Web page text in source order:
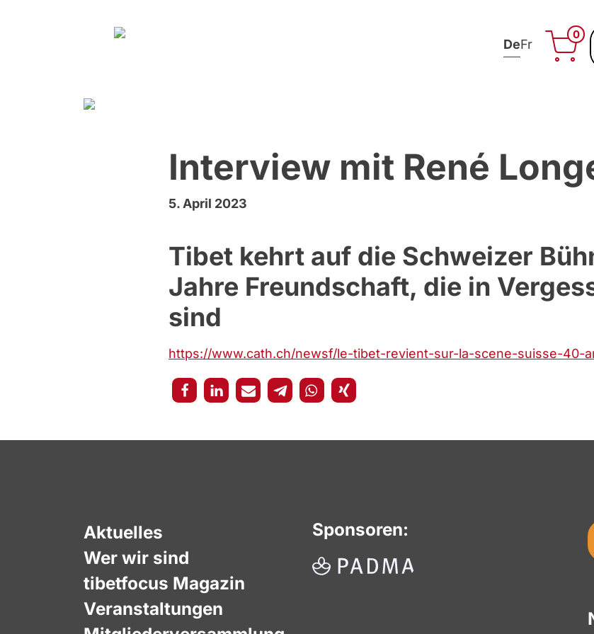
Zum Inhalt springen
DeFr
0
Interview mit René
5. April 2023
Tibet kehrt auf die Schweizer
Jahre Freundschaft, die in
sind
https://www.cath.ch/newsf/le-tibet-revient-sur-la-scene-suisse-40-
Aktuelles
Wer wir sind
tibetfocus Magazin
Veranstaltungen
Sponsoren: